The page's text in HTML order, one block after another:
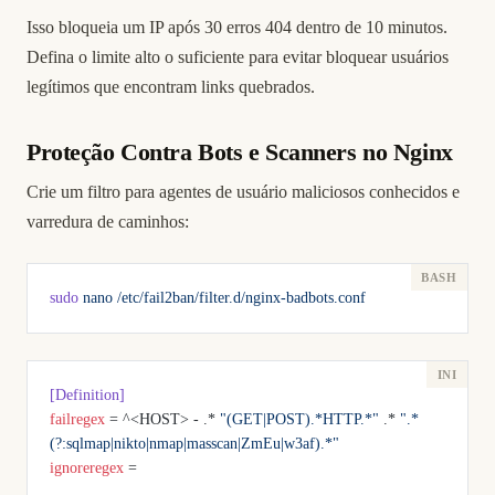
Isso bloqueia um IP após 30 erros 404 dentro de 10 minutos.
Defina o limite alto o suficiente para evitar bloquear usuários
legítimos que encontram links quebrados.
Proteção Contra Bots e Scanners no Nginx
Crie um filtro para agentes de usuário maliciosos conhecidos e
varredura de caminhos:
sudo nano /etc/fail2ban/filter.d/nginx-badbots.conf
[Definition]
failregex = ^<HOST> - .* "(GET|POST).*HTTP.*" .* ".*
(?:sqlmap|nikto|nmap|masscan|ZmEu|w3af).*"
ignoreregex =